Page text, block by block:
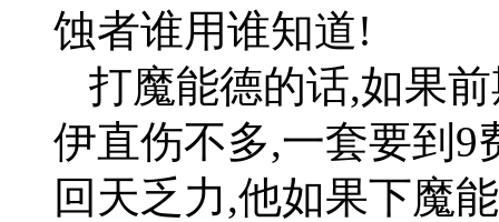
蚀者谁用谁知道!
打魔能德的话,如果
伊直伤不多,一套要到9
回天乏力,他如果下魔